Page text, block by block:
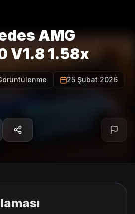
AMG
V1.8 1.58x
25 Şubat 2026